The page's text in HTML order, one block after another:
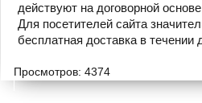
действуют на договорной
Для посетителей сайта
бесплатная доставка в течении
Просмотров: 4374